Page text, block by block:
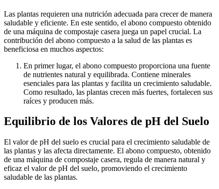
Las plantas requieren una nutrición adecuada para crecer de manera
saludable y eficiente. En este sentido, el abono compuesto obtenido
de una máquina de compostaje casera juega un papel crucial. La
contribución del abono compuesto a la salud de las plantas es
beneficiosa en muchos aspectos:
En primer lugar, el abono compuesto proporciona una fuente
de nutrientes natural y equilibrada. Contiene minerales
esenciales para las plantas y facilita un crecimiento saludable.
Como resultado, las plantas crecen más fuertes, fortalecen sus
raíces y producen más.
Equilibrio de los Valores de pH del Suelo
El valor de pH del suelo es crucial para el crecimiento saludable de
las plantas y las afecta directamente. El abono compuesto, obtenido
de una máquina de compostaje casera, regula de manera natural y
eficaz el valor de pH del suelo, promoviendo el crecimiento
saludable de las plantas.